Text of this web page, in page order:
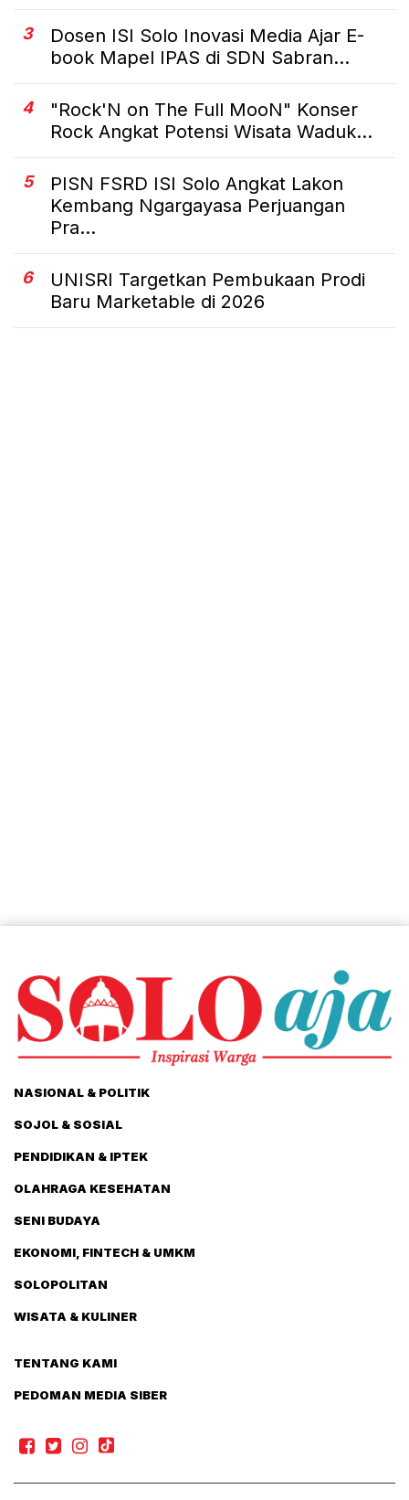
3
Dosen ISI Solo Inovasi Media Ajar E-
book Mapel IPAS di SDN Sabran...
4
"Rock'N on The Full MooN" Konser
Rock Angkat Potensi Wisata Waduk...
5
PISN FSRD ISI Solo Angkat Lakon
Kembang Ngargayasa Perjuangan
Pra...
6
UNISRI Targetkan Pembukaan Prodi
Baru Marketable di 2026
NASIONAL & POLITIK
SOJOL & SOSIAL
PENDIDIKAN & IPTEK
OLAHRAGA KESEHATAN
SENI BUDAYA
EKONOMI, FINTECH & UMKM
SOLOPOLITAN
WISATA & KULINER
TENTANG KAMI
PEDOMAN MEDIA SIBER